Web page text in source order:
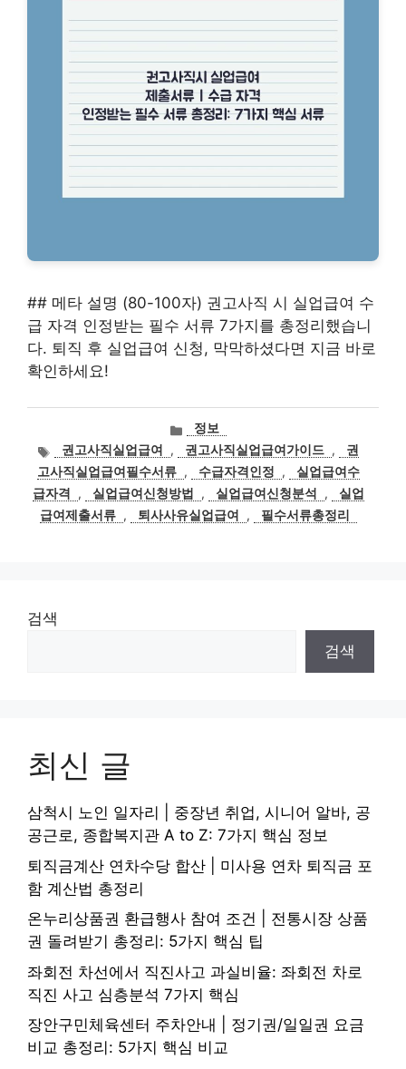
## 메타 설명 (80-100자) 권고사직 시 실업급여 수
급 자격 인정받는 필수 서류 7가지를 총정리했습니
다. 퇴직 후 실업급여 신청, 막막하셨다면 지금 바로
확인하세요!
카
테
고
리
정보
태
그
권고사직실업급여 , 권고사직실업급여가이드 ,
권
고사직실업급여필수서류 , 수급자격인정 ,
실업급여수
급자격
, 실업급여신청방법 , 실업급여신청분석 ,
실업
급여제출서류 , 퇴사사유실업급여 , 필수서류총정리
검색
검색
최신 글
삼척시 노인 일자리 | 중장년 취업, 시니어 알바, 공
공근로, 종합복지관 A to Z: 7가지 핵심 정보
퇴직금계산 연차수당 합산 | 미사용 연차 퇴직금 포
함 계산법 총정리
온누리상품권 환급행사 참여 조건 | 전통시장 상품
권 돌려받기 총정리: 5가지 핵심 팁
좌회전 차선에서 직진사고 과실비율: 좌회전 차로
직진 사고 심층분석 7가지 핵심
장안구민체육센터 주차안내 | 정기권/일일권 요금
비교 총정리: 5가지 핵심 비교